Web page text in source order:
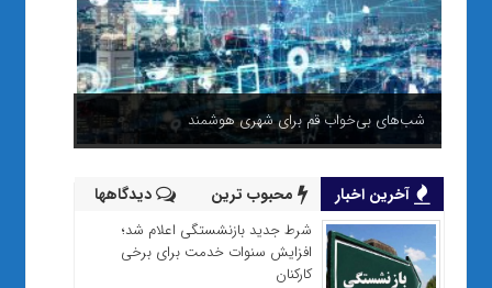
شب‌های بی‌خواب قم برای شهری هوشمند
آخرین اخبار محبوب ترین دیدگاهها
شرط جدید بازنشستگی اعلام شد؛
افزایش سنوات خدمت برای برخی
کارکنان